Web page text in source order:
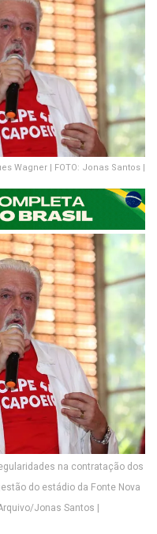
Wagner | FOTO: Jonas Santos |
na contratação dos
do estádio da Fonte Nova
Jonas Santos |